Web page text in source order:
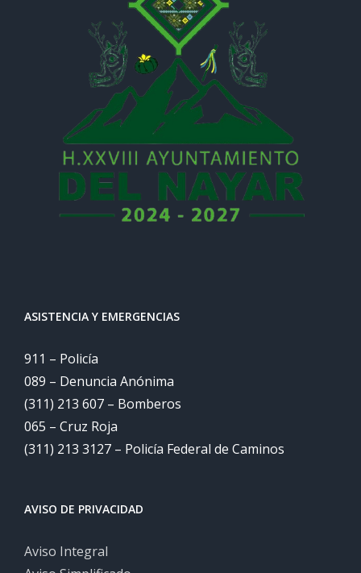
ASISTENCIA Y EMERGENCIAS
911 – Policía
089 – Denuncia Anónima
(311) 213 607 – Bomberos
065 – Cruz Roja
(311) 213 3127 – Policía Federal de Caminos
AVISO DE PRIVACIDAD
Aviso Integral